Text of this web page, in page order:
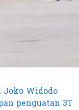
Widodo
penguatan 3T